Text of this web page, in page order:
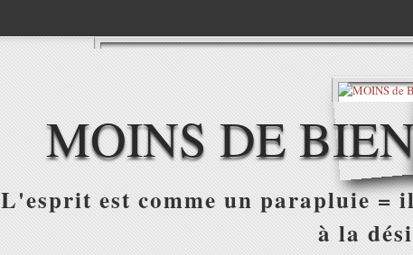
MOINS DE
L'esprit est comme un parapluie =
à la